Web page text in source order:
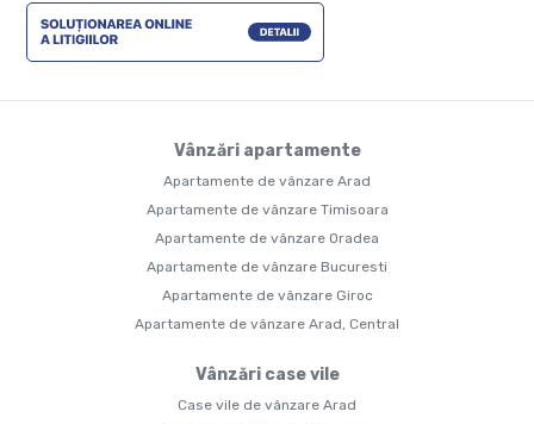
Vânzări apartamente
Apartamente de vânzare Arad
Apartamente de vânzare Timisoara
Apartamente de vânzare Oradea
Apartamente de vânzare Bucuresti
Apartamente de vânzare Giroc
Apartamente de vânzare Arad, Central
Vânzări case vile
Case vile de vânzare Arad